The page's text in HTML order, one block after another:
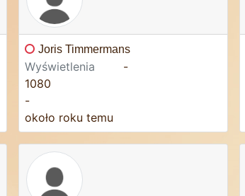
Joris Timmermans
Wyświetlenia
1080
-
około roku temu
-